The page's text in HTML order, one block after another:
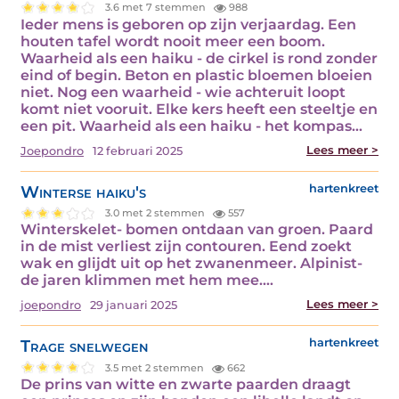
3.6 met 7 stemmen 988
Ieder mens is geboren op zijn verjaardag. Een
houten tafel wordt nooit meer een boom.
Waarheid als een haiku - de cirkel is rond zonder
eind of begin. Beton en plastic bloemen bloeien
niet. Nog een waarheid - wie achteruit loopt
komt niet vooruit. Elke kers heeft een steeltje en
een pit. Waarheid als een haiku - het kompas…
Joepondro 12 februari 2025 Lees meer >
Winterse haiku's hartenkreet
3.0 met 2 stemmen 557
Winterskelet- bomen ontdaan van groen. Paard
in de mist verliest zijn contouren. Eend zoekt
wak en glijdt uit op het zwanenmeer. Alpinist-
de jaren klimmen met hem mee.…
joepondro 29 januari 2025 Lees meer >
Trage snelwegen hartenkreet
3.5 met 2 stemmen 662
De prins van witte en zwarte paarden draagt